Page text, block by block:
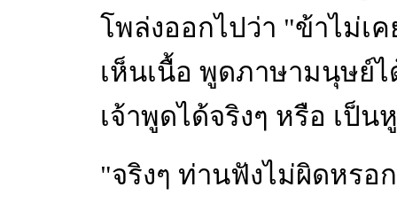
โพล่งออกไปว่า "ข้าไม่เ
เห็นเนื้อ พูดภาษามนุษย์
เจ้าพูดได้จริงๆ หรือ เป็
"จริงๆ ท่านฟังไม่ผิดหรอ